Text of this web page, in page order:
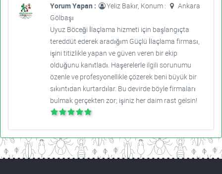
Yorum Yapan : Yeliz Bakır, Konum :
Ankara
Gölbaşı
Uyuz Böceği İlaçlama hizmeti için başlangıçta
tereddüt ederek aradığım Güçlü İlaçlama firması,
işini titizlikle yapan ve güven veren bir ekip
olduğunu kanıtladı. Haşerelerle ilgili sorunumu
özenle ve profesyonellikle çözerek beni büyük bir
sıkıntıdan kurtardılar. Bu devirde böyle firmaları
bulmak gerçekten zor; işiniz her daim rast gelsin!